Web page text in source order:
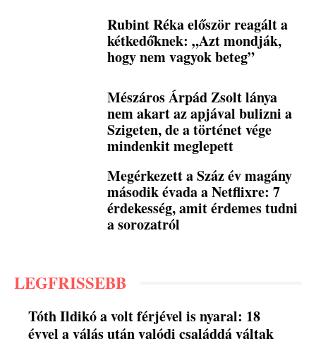
Rubint Réka először reagált a
kétkedőknek: „Azt mondják,
hogy nem vagyok beteg”
Mészáros Árpád Zsolt lánya
nem akart az apjával bulizni a
Szigeten, de a történet vége
mindenkit meglepett
Megérkezett a Száz év magány
második évada a Netflixre: 7
érdekesség, amit érdemes tudni
a sorozatról
LEGFRISSEBB
Tóth Ildikó a volt férjével is nyaral: 18
évvel a válás után valódi családdá váltak